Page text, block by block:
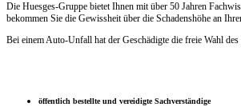
Die Huesges-Gruppe bietet Ihnen mit über 50 Jahren
bekommen Sie die Gewissheit über die Schadenshöhe an
Bei einem Auto-Unfall hat der Geschädigte die freie Wahl
öffentlich bestellte und vereidigte Sachverständige